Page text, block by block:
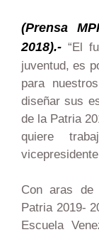
(Prensa
2018).-“El
juventud, es
para
diseñar sus
de la Patria
quiere
Con aras de
Patria 2019-
Escuela